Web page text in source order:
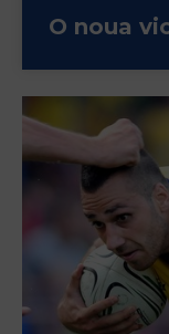
This
shortcut
activates
the
navigate
O noua